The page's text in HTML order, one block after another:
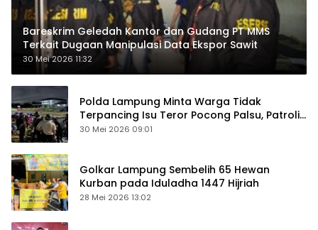
Bareskrim Geledah Kantor dan Gudang PT MMS
Terkait Dugaan Manipulasi Data Ekspor Sawit
30 Mei 2026 11:32
Polda Lampung Minta Warga Tidak
Terpancing Isu Teror Pocong Palsu, Patroli
Keamanan Ditingkatkan
30 Mei 2026 09:01
Golkar Lampung Sembelih 65 Hewan
Kurban pada Iduladha 1447 Hijriah
28 Mei 2026 13:02